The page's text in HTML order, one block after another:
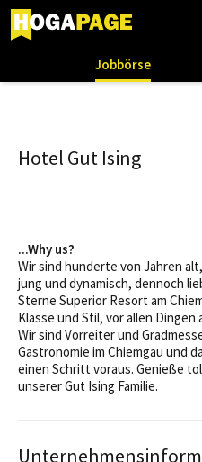
Jobbörse
Hotel Gut Ising
...Why us?
Wir sind hunderte von Jahren
jung und dynamisch, dennoch
Sterne Superior Resort am
Klasse und Stil, vor allen Dingen
Wir sind Vorreiter und
Gastronomie im Chiemgau und
einen Schritt voraus. Genieße
unserer Gut Ising Familie.